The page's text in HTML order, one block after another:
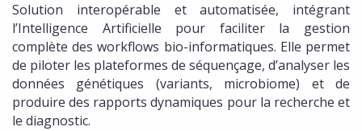
Solution interopérable et automatisée, intégrant
l’Intelligence Artificielle pour faciliter la gestion
complète des workflows bio-informatiques. Elle permet
de piloter les plateformes de séquençage, d’analyser les
données génétiques (variants, microbiome) et de
produire des rapports dynamiques pour la recherche et
le diagnostic.